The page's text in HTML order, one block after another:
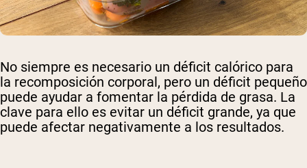
No siempre es necesario un déficit calórico para
la recomposición corporal, pero un déficit pequeño
puede ayudar a fomentar la pérdida de grasa. La
clave para ello es evitar un déficit grande, ya que
puede afectar negativamente a los resultados.